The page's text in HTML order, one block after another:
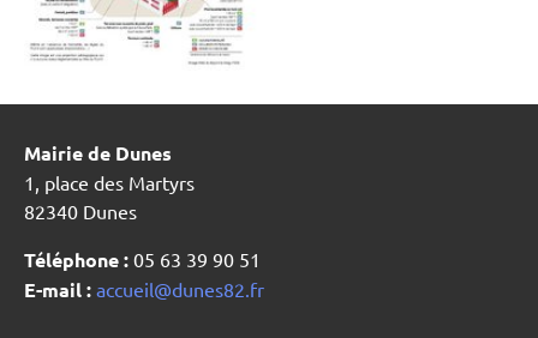
Mairie de Dunes
1, place des Martyrs
82340 Dunes
Téléphone : 05 63 39 90 51
E-mail : accueil@dunes82.fr